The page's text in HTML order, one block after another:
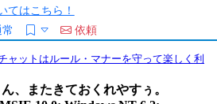
てはこちら！
依頼